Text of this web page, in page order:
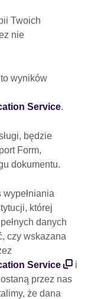
Twoich
nie
wyników
Service.
będzie
Form,
dokumentu.
której
danych
czy wskazana
Service
i
przez nas
że dana